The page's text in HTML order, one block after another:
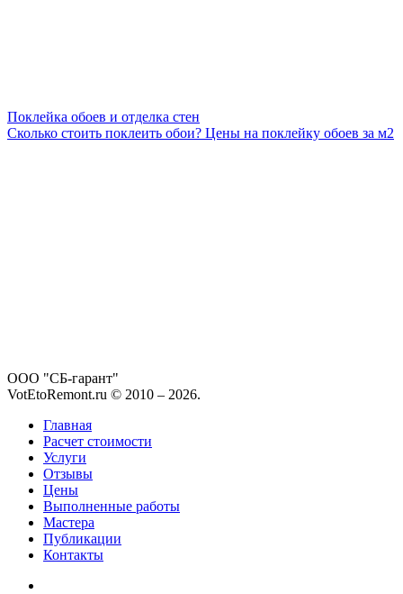
Поклейка обоев и отделка стен
Сколько стоить поклеить обои? Цены на поклейку обоев за м2
ООО "СБ-гарант"
VotEtoRemont.ru © 2010 – 2026.
Главная
Расчет стоимости
Услуги
Отзывы
Цены
Выполненные работы
Мастера
Публикации
Контакты